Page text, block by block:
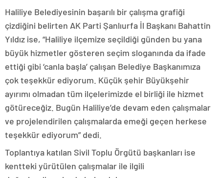
Haliliye Belediyesinin başarılı bir çalışma grafiği
çizdiğini belirten AK Parti Şanlıurfa İl Başkanı Bahattin
Yıldız ise, “Haliliye ilçemize seçildiği günden bu yana
büyük hizmetler gösteren seçim sloganında da ifade
ettiği gibi ‘canla başla’ çalışan Belediye Başkanımıza
çok teşekkür ediyorum. Küçük şehir Büyükşehir
ayırımı olmadan tüm ilçelerimizde el birliği ile hizmet
götüreceğiz. Bugün Haliliye’de devam eden çalışmalar
ve projelendirilen çalışmalarda emeği geçen herkese
teşekkür ediyorum” dedi.
Toplantıya katılan Sivil Toplu Örgütü başkanları ise
kentteki yürütülen çalışmalar ile ilgili